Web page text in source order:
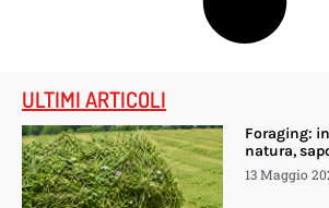
ULTIMI ARTICOLI
Foraging:
natura,
13 Maggio